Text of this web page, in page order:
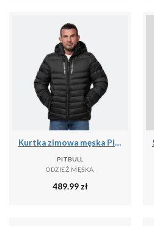
Kurtka zimowa męska Pitbull Crestline Padded Hooded
PITBULL
ODZIEŻ MĘSKA
489.99 zł